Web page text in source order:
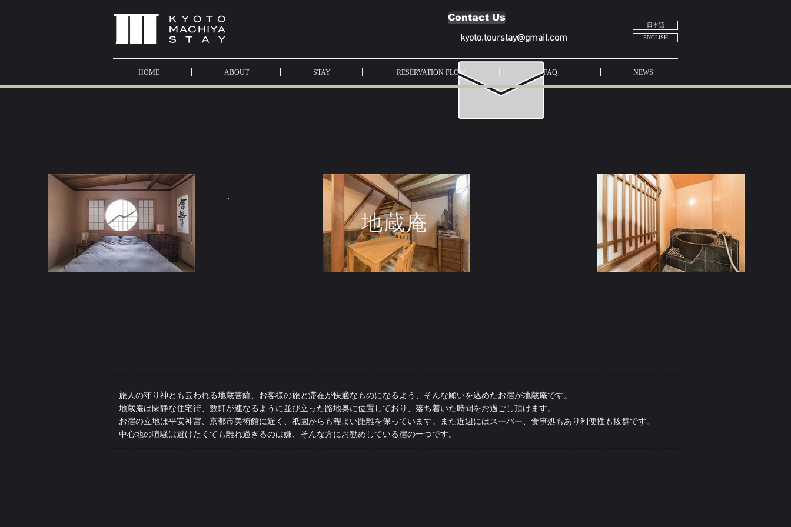
Contact Us
kyoto.tourstay@gmail.com
日本語
ENGLISH
HOME ABOUT STAY RESERVATION FLOW FAQ NEWS
地蔵庵
旅人の守り神とも云われる地蔵菩薩、お客様の旅と滞在が快適なものになるよう、そんな願いを込めたお宿が地蔵庵です。
地蔵庵は閑静な住宅街、数軒が連なるように並び立った路地奥に位置しており、落ち着いた時間をお過ごし頂けます。
お宿の立地は平安神宮、京都市美術館に近く、祇園からも程よい距離を保っています。また近辺にはスーパー、食事処もあり利便性も抜群です。
​中心地の喧騒は避けたくても離れ過ぎるのは嫌、そんな方にお勧めしている宿の一つです。